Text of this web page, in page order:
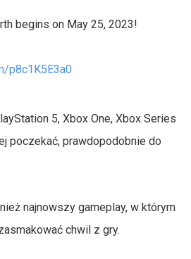
begins on May 25, 2023!
p8c1K5E3a0
5, Xbox One, Xbox Series
poczekać, prawdopodobnie do
najnowszy gameplay, w którym
chwil z gry.